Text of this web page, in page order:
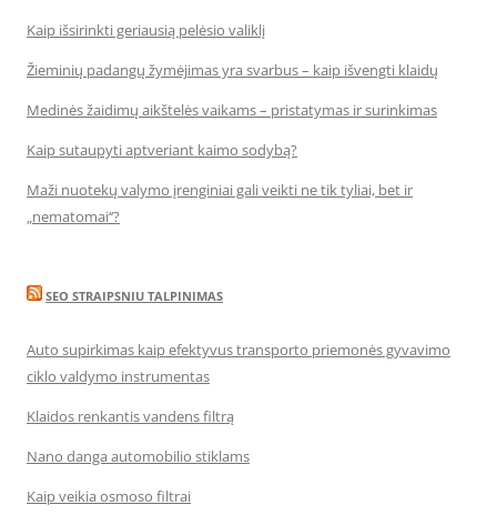
Kaip išsirinkti geriausią pelėsio valiklį
Žieminių padangų žymėjimas yra svarbus – kaip išvengti klaidų
Medinės žaidimų aikštelės vaikams – pristatymas ir surinkimas
Kaip sutaupyti aptveriant kaimo sodybą?
Maži nuotekų valymo įrenginiai gali veikti ne tik tyliai, bet ir
„nematomai‘‘?
SEO STRAIPSNIU TALPINIMAS
Auto supirkimas kaip efektyvus transporto priemonės gyvavimo
ciklo valdymo instrumentas
Klaidos renkantis vandens filtrą
Nano danga automobilio stiklams
Kaip veikia osmoso filtrai